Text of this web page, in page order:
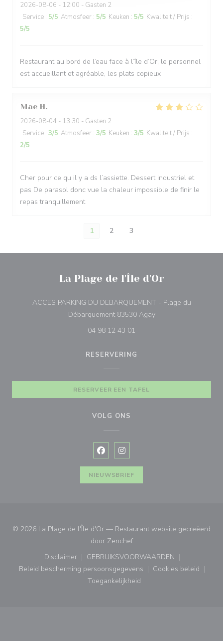
2026-08-06 - 12:00 - Gasten 2
Service : 5/5 Atmosfeer : 5/5 Keuken : 5/5 Kwaliteit / Prijs :
5/5
Restaurant au bord de l’eau face à l’île d’Or, le personnel
est accueillant et agréable, les plats copieux
Mae H
2026-08-04 - 13:30 - Gasten 2
Service : 3/5 Atmosfeer : 3/5 Keuken : 3/5 Kwaliteit / Prijs :
2/5
Cher pour ce qu il y a ds l’assiette. Dessert industriel et
pas De parasol donc vue la chaleur impossible de finir le
repas tranquillement
1 2 3
La Plage de l'Île d'Or
ACCES PARKING DU DEBARQUEMENT - Plage du
Débarquement 83530 Agay((opent in een nieuw
04 98 12 43 01
RESERVERING
RESERVEER EEN TAFEL
VOLG ONS
Facebook ((opent in een nieuw
Instagram ((opent in een
NIEUWSBRIEF
© 2026 La Plage de l'Île d'Or — Restaurant website gecreëerd
door Zenchef((opent in een nieuw
Disclaimer
((opent in een nieuw venster))
GEBRUIKSVOORWAARDEN
((opent in een nieuw
Beleid bescherming persoonsgegevens
((opent in een nieuw venster))
Cookies beleid
((opent in
Toegankelijkheid
((opent in een nieuw venster))